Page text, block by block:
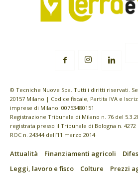
© Tecniche Nuove Spa. Tutti i diritti riservati.
20157 Milano | Codice fiscale, Partita IVA e
imprese di Milano: 00753480151
Registrazione Tribunale di Milano n. 76 del
registrata presso il Tribunale di Bologna n. 4272
ROC n. 24344 dell’11 marzo 2014
Attualità Finanziamenti agricoli
Leggi, lavoro e fisco
Colture
Prezzi